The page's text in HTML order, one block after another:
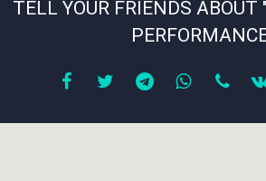
TELL YOUR FRIENDS ABOUT